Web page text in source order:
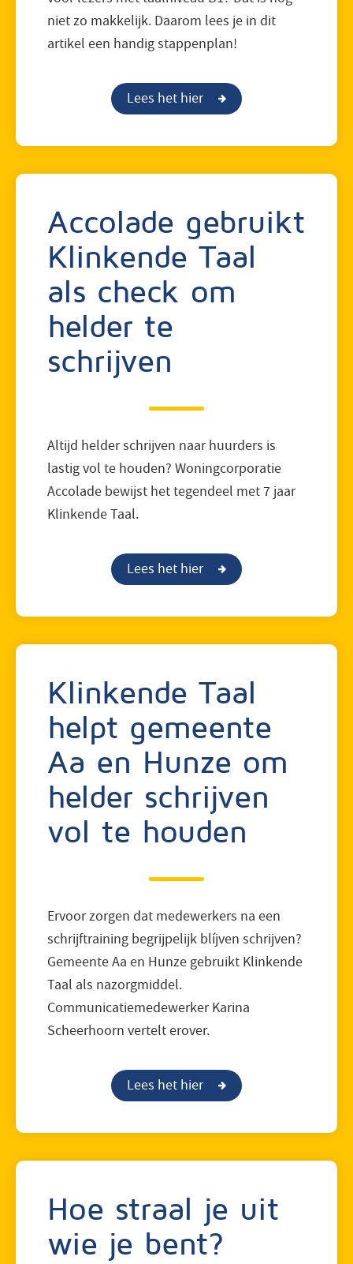
niet zo makkelijk. Daarom lees je in dit
artikel een handig stappenplan!
Lees het hier
Accolade gebruikt
Klinkende Taal
als check om
helder te
schrijven
Altijd helder schrijven naar huurders is
lastig vol te houden? Woningcorporatie
Accolade bewijst het tegendeel met 7 jaar
Klinkende Taal.
Lees het hier
Klinkende Taal
helpt gemeente
Aa en Hunze om
helder schrijven
vol te houden
Ervoor zorgen dat medewerkers na een
schrijftraining begrijpelijk blíjven schrijven?
Gemeente Aa en Hunze gebruikt Klinkende
Taal als nazorgmiddel.
Communicatiemedewerker Karina
Scheerhoorn vertelt erover.
Lees het hier
Hoe straal je uit
wie je bent?